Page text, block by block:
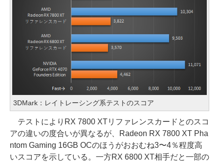
3DMark：レイトレーシング系テストのスコア
テストによりRX 7800 XTリファレンスカードとのスコ
アの違いの度合いが異なるが、Radeon RX 7800 XT Pha
ntom Gaming 16GB OCのほうがおおむね3〜4％程度高
いスコアを示している。一方RX 6800 XT相手だと一部の